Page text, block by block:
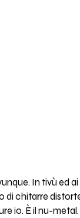
In tivù ed
di chitarre
io. È il nu-metal.